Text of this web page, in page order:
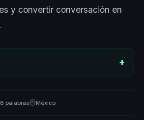
y convertir conversación en
palabras México